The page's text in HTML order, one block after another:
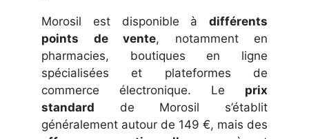
Morosil est disponible à différents
points de vente, notamment en
pharmacies, boutiques en ligne
spécialisées et plateformes de
commerce électronique. Le prix
standard de Morosil s’établit
généralement autour de 149 €, mais des